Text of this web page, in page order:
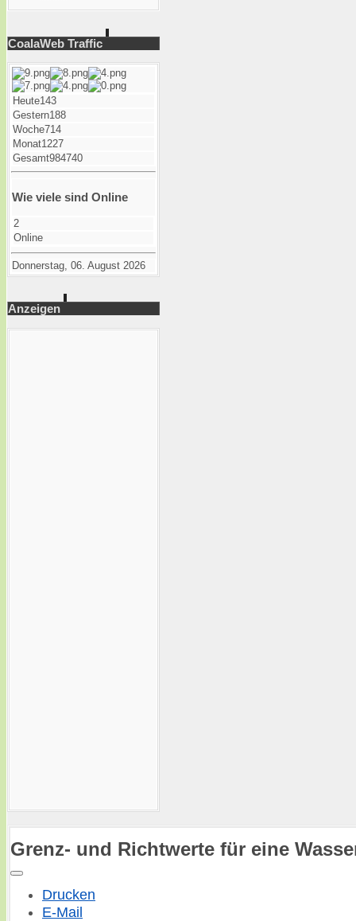
CoalaWeb Traffic
Heute143
Gestern188
Woche714
Monat1227
Gesamt984740
Wie viele sind Online
2
Online
Donnerstag, 06. August 2026
Anzeigen
Grenz- und Richtwerte für eine
Drucken
E-Mail